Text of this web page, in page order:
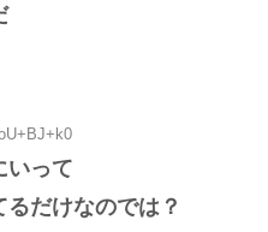
いって
だけなのでは？